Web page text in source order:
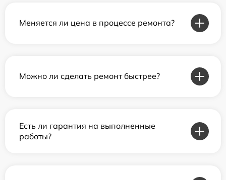
Меняется ли цена в процессе ремонта?
Можно ли сделать ремонт быстрее?
Есть ли гарантия на выполненные
работы?